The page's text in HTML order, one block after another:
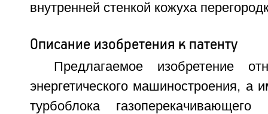
внутренней стенкой кожуха
Описание изобретения к патенту
Предлагаемое изобретение
энергетического машиностроения, а
турбоблока